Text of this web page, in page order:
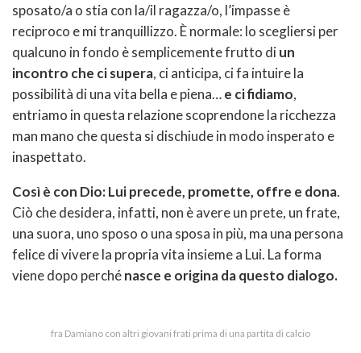
sposato/a o stia con la/il ragazza/o, l’impasse è
reciproco e mi tranquillizzo. È normale: lo scegliersi per
qualcuno in fondo è semplicemente frutto diun
incontro che ci supera, ci anticipa, ci fa intuire la
possibilità di una vita bella e piena…e ci fidiamo,
entriamo in questa relazione scoprendone la ricchezza
man mano che questa si dischiude in modo insperato e
inaspettato.
Così è con Dio: Lui precede, promette, offre e dona.
Ciò che desidera, infatti, non è avere un prete, un frate,
una suora, uno sposo o una sposa in più, ma una persona
felice di vivere la propria vita insieme a Lui. La forma
viene dopo perchénasce e origina da questo dialogo.
fra Damiano con altri giovani frati prima di una partita di calcio